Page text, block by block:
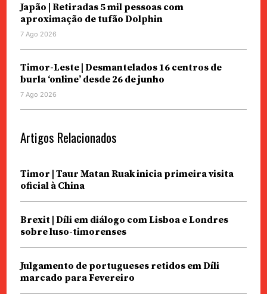
Japão | Retiradas 5 mil pessoas com
aproximação de tufão Dolphin
7 Ago 2026
Timor-Leste | Desmantelados 16 centros de
burla ‘online’ desde 26 de junho
7 Ago 2026
Artigos Relacionados
Timor | Taur Matan Ruak inicia primeira visita
oficial à China
Brexit | Díli em diálogo com Lisboa e Londres
sobre luso-timorenses
Julgamento de portugueses retidos em Díli
marcado para Fevereiro